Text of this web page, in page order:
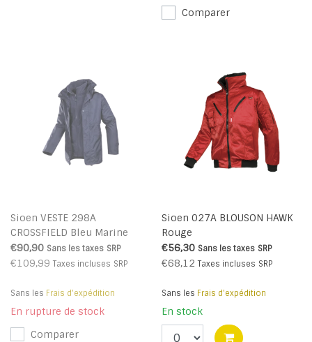
Comparer
Sioen VESTE 298A
CROSSFIELD Bleu Marine
€90,90 Sans les taxes SRP
€109,99 Taxes incluses SRP
Sans les Frais d'expédition
En rupture de stock
Comparer
Sioen 027A BLOUSON HAWK
Rouge
€56,30 Sans les taxes SRP
€68,12 Taxes incluses SRP
Sans les Frais d'expédition
En stock